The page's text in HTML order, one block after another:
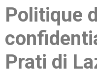
Politique
Prati di